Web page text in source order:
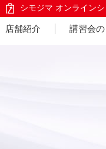
シモジマ オンライン
店舗紹介 講習会